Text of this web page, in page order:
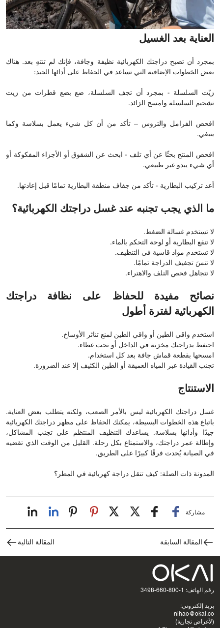
العناية بعد الغسيل
بمجرد أن تصبح دراجتك الكهربائية نظيفة وجافة، فإنك لم تنتهِ بعد. هناك
بعض الخطوات الإضافية التي تساعد في الحفاظ على أدائها الجيد:
زيّت السلسلة - بمجرد أن تجف السلسلة، ضع بضع قطرات من زيت
تشحيم السلسلة وامسح الزائد.
افحص الفرامل والتروس – تأكد من أن كل شيء يعمل بسلاسة وكما
ينبغي.
افحص المنتج بحثًا عن أي تلف - ابحث عن الشقوق أو الأجزاء المفكوكة أو
أي شيء يبدو غير طبيعي.
أعد تركيب البطارية - تأكد من جفاف منطقة البطارية تمامًا قبل إعادتها.
ما الذي يجب تجنبه عند غسل دراجتك الكهربائية؟
لا تستخدم غسالة الضغط.
لا تنقع البطارية أو لوحة التحكم بالماء.
لا تستخدم مواد قاسية في التنظيف.
لا تنسَ تجفيف الدراجة تمامًا.
لا تتجاهل فحص التلف والاهتراء.
نصائح مفيدة للحفاظ على نظافة دراجتك
الكهربائية لفترة أطول
استخدم واقي الطين أو واقي الطين لمنع تناثر الأوساخ.
احتفظ بدراجتك مخزنة في الداخل أو تحت غطاء.
امسحها بقطعة قماش جافة بعد كل استخدام.
تجنب القيادة عبر المياه العميقة أو الطين الكثيف إلا عند الضرورة.
الاستنتاج
غسل دراجتك الكهربائية ليس بالأمر الصعب، ولكنه يتطلب بعض العناية.
باتباع هذه الخطوات البسيطة، يمكنك الحفاظ على مظهر دراجتك الكهربائية
جيدًا وأدائها بسلاسة. يساعدك التنظيف المنتظم على تجنب المشاكل،
وإطالة عمر دراجتك، والاستمتاع بكل رحلة. القليل من الوقت الذي تقضيه
في الصيانة يُحدث فرقًا كبيرًا على الطريق.
المدونة ذات الصلة: كيف تنقل دراجة كهربائية في المطر؟
مشاركة
المقالة السابقة المقالة التالية
رقم الهاتف: 1-800-660-3498
بريد إلكتروني:
nihao@okai.co
(لأغراض تجارية)